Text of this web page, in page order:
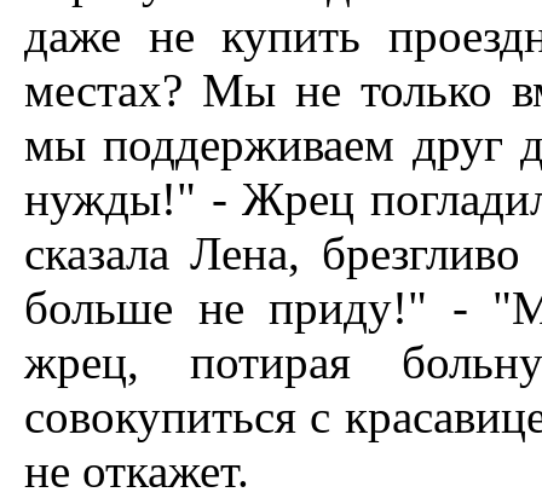
даже не купить
местах? Мы не только
мы поддерживаем друг
нужды!" - Жрец
сказала Лена,
больше не приду!" -
жрец, потирая
совокупиться с
не откажет.